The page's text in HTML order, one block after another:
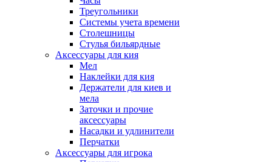
Треугольники
Системы учета времени
Столешницы
Стулья бильярдные
Аксессуары для кия
Мел
Наклейки для кия
Держатели для киев и
мела
Заточки и прочие
аксессуары
Насадки и удлинители
Перчатки
Аксессуары для игрока